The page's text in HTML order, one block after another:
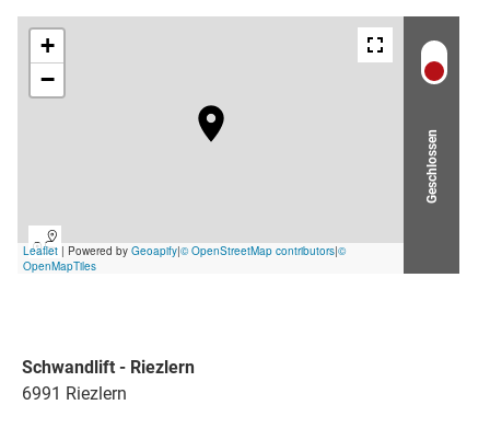
Geschlossen
Schwandlift - Riezlern
6991 Riezlern